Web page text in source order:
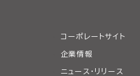
コーポレートサイト
企業情報
ニュース・リリース